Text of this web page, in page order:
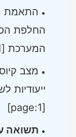
החלפת
המערכת [page:1]
מצב
[page:1]
תשואה